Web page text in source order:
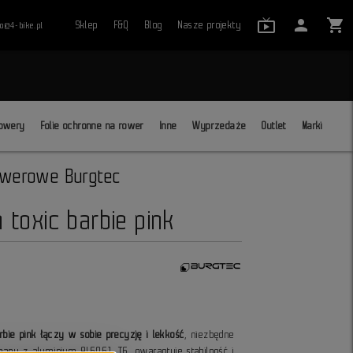
bike.pl Sklep F&Q Blog Nasze projekty live_tv_24
person shopping_cart
Folie ochronne na rower Inne Wyprzedaże Outlet Marki
Burgtec
toxic barbie pink
pink łączy w sobie precyzję i lekkość , niezbędne
z aluminium AL6061 T6, gwarantuje stabilność i